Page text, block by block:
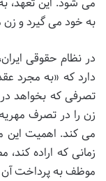
به خود می گیرد و زن
دارد که «به مجرد
تصرفی که بخواهد در
زن را در تصرف
می کند. اهمیت
زمانی که اراده
موظف به پرداخت آن